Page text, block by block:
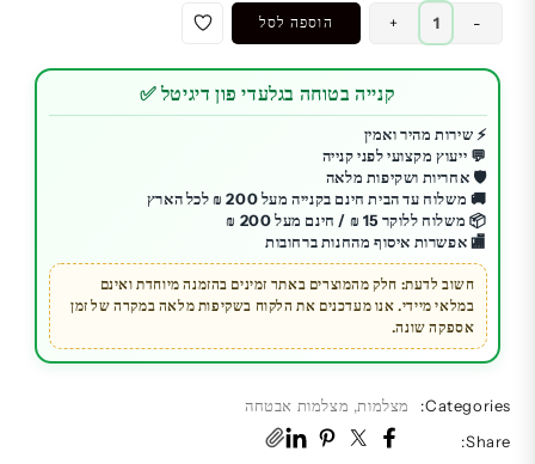
-
כמות
של
מצלמת
חיצונית
|
יבואן
רשמי
|
Xiaomi
Outdoor
Camera
|
+ הוספה לסל
קנייה בטוחה בגלעדי פון דיגיטל ✅
⚡ שירות מהיר ואמין
💬 ייעוץ מקצועי לפני קנייה
🛡️ אחריות ושקיפות מלאה
🚚 משלוח עד הבית חינם בקנייה מעל 200 ₪ לכל הארץ
📦 משלוח ללוקר 15 ₪ / חינם מעל 200 ₪
🏬 אפשרות איסוף מהחנות ברחובות
חשוב לדעת: חלק מהמוצרים באתר זמינים בהזמנה מיוחדת ואינם
במלאי מיידי. אנו מעדכנים את הלקוח בשקיפות מלאה במקרה של זמן
אספקה שונה.
Categories: מצלמות, מצלמות אבטחה
Share: